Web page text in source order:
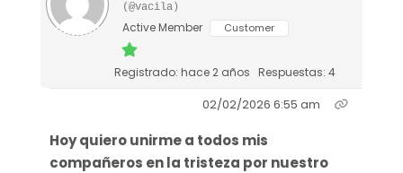
(@vacila)
Active Member Customer
Registrado: hace 2 años Respuestas: 4
02/02/2026 6:55 am
Hoy quiero unirme a todos mis
compañeros en la tristeza por nuestro